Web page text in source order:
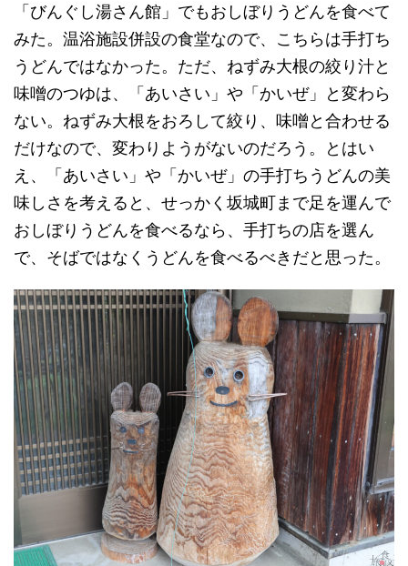
「びんぐし湯さん館」でもおしぼりうどんを食べて
みた。温浴施設併設の食堂なので、こちらは手打ち
うどんではなかった。ただ、ねずみ大根の絞り汁と
味噌のつゆは、「あいさい」や「かいぜ」と変わら
ない。ねずみ大根をおろして絞り、味噌と合わせる
だけなので、変わりようがないのだろう。とはい
え、「あいさい」や「かいぜ」の手打ちうどんの美
味しさを考えると、せっかく坂城町まで足を運んで
おしぼりうどんを食べるなら、手打ちの店を選ん
で、そばではなくうどんを食べるべきだと思った。